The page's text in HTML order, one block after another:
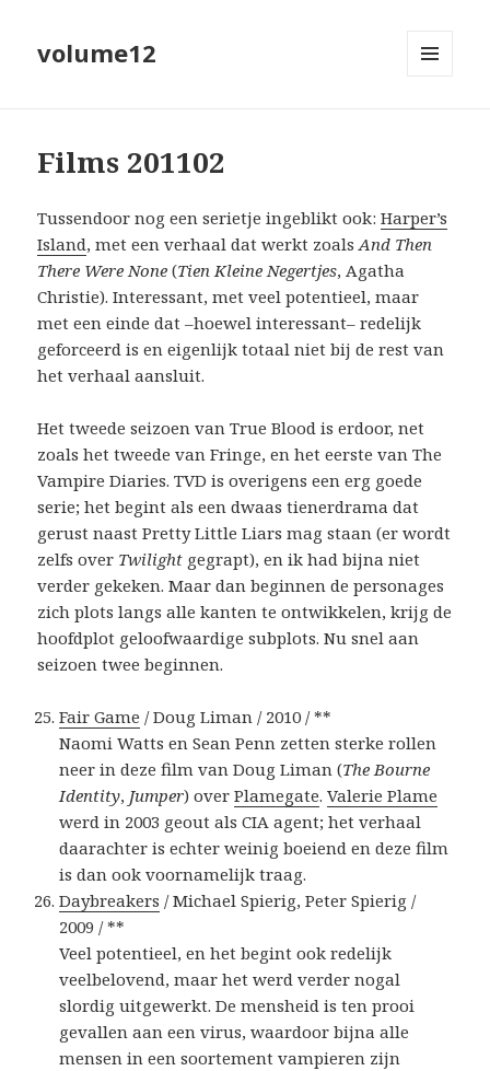
volume12
Films 201102
Tussendoor nog een serietje ingeblikt ook:Harper’s
Island, met een verhaal dat werkt zoalsAnd Then
There Were None (Tien Kleine Negertjes, Agatha
Christie). Interessant, met veel potentieel, maar
met een einde dat –hoewel interessant– redelijk
geforceerd is en eigenlijk totaal niet bij de rest van
het verhaal aansluit.
Het tweede seizoen van True Blood is erdoor, net
zoals het tweede van Fringe, en het eerste van The
Vampire Diaries. TVD is overigens een erg goede
serie; het begint als een dwaas tienerdrama dat
gerust naast Pretty Little Liars mag staan (er wordt
zelfs over Twilight gegrapt), en ik had bijna niet
verder gekeken. Maar dan beginnen de personages
zich plots langs alle kanten te ontwikkelen, krijg de
hoofdplot geloofwaardige subplots. Nu snel aan
seizoen twee beginnen.
Fair Game / Doug Liman / 2010 / **
Naomi Watts en Sean Penn zetten sterke rollen
neer in deze film van Doug Liman (The Bourne
Identity, Jumper) overPlamegate.Valerie Plame
werd in 2003 geout als CIA agent; het verhaal
daarachter is echter weinig boeiend en deze film
is dan ook voornamelijk traag.
Daybreakers / Michael Spierig, Peter Spierig /
2009 / **
Veel potentieel, en het begint ook redelijk
veelbelovend, maar het werd verder nogal
slordig uitgewerkt. De mensheid is ten prooi
gevallen aan een virus, waardoor bijna alle
mensen in een soortement vampieren zijn